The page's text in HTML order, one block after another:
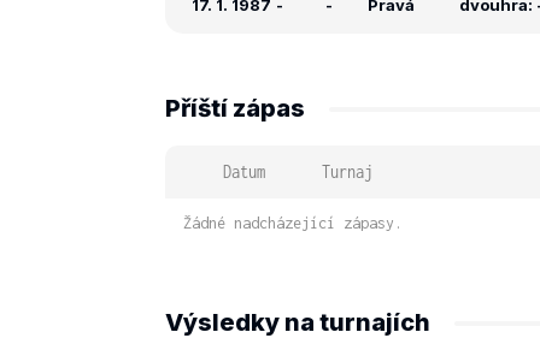
17. 1. 1987 - - Pravá dvouhra:
Příští zápas
Datum Turnaj
Žádné nadcházející zápasy.
Výsledky na turnajích